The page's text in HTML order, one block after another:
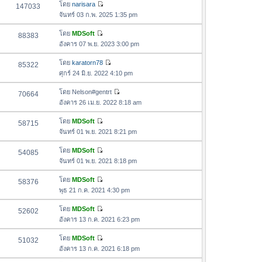
ม
ล่
สุ
ด
ค
ว
ม
ล่
า
สุ
147033 โดย narisara
ดู
ข้
ค
ว
า
ม
ล่
า
สุ
จันทร์ 03 ก.พ. 2025 1:35 pm
88383 โดย MDSoft
ดู
ข้
อ
ค
ว
า
ม
ล่
สุ
อังคาร 07 พ.ย. 2023 3:00 pm
85322 โดย karatorn78
ดู
ข้
อ
ค
ว
ม
ล่
สุ
ศุกร์ 24 มิ.ย. 2022 4:10 pm
70664 โดย Nelson#gentrt
ดู
ข้
ค
ว
ม
ล่
สุ
อังคาร 26 เม.ย. 2022 8:18 am
58715 โดย MDSoft
ดู
ข้
ค
ว
ม
ล่
สุ
จันทร์ 01 พ.ย. 2021 8:21 pm
54085 โดย MDSoft
ดู
ข้
ค
ว
ม
ล่
สุ
จันทร์ 01 พ.ย. 2021 8:18 pm
58376 โดย MDSoft
ดู
ข้
ค
ว
ม
พุธ 21 ก.ค. 2021 4:30 pm
52602 โดย MDSoft
ดู
ข้
ค
ว
อังคาร 13 ก.ค. 2021 6:23 pm
51032 โดย MDSoft
ดู
ข้
อังคาร 13 ก.ค. 2021 6:18 pm